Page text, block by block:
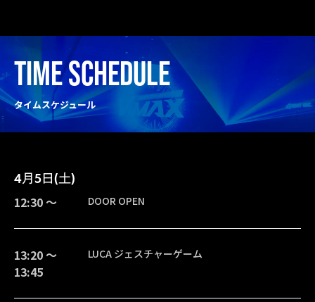
TIME SCHEDULE
タイムスケジュール
4月5日(土)
12:30 〜 DOOR OPEN
13:20 〜
13:45
LUCA ジェスチャーゲーム